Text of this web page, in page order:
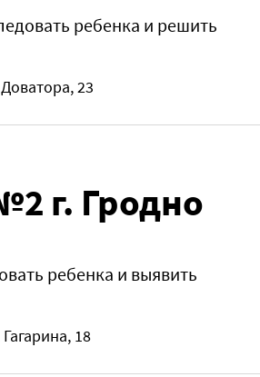
ребенка и решить
23
г. Гродно
ребенка и выявить
18